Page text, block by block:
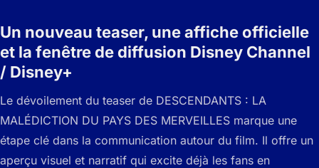
Un nouveau teaser, une affiche officielle
et la fenêtre de diffusion Disney Channel
/ Disney+
Le dévoilement du teaser de DESCENDANTS : LA
MALÉDICTION DU PAYS DES MERVEILLES marque une
étape clé dans la communication autour du film. Il offre un
aperçu visuel et narratif qui excite déjà les fans en